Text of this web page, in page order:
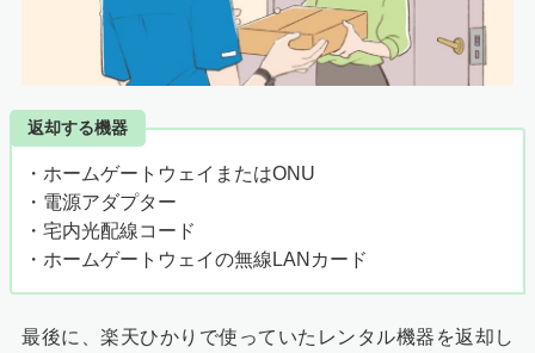
返却する機器
・ホームゲートウェイまたはONU
・電源アダプター
・宅内光配線コード
・ホームゲートウェイの無線LANカード
最後に、楽天ひかりで使っていたレンタル機器を返却し